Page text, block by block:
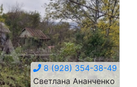
8 (928) 354-38-49
Светлана Ананченко